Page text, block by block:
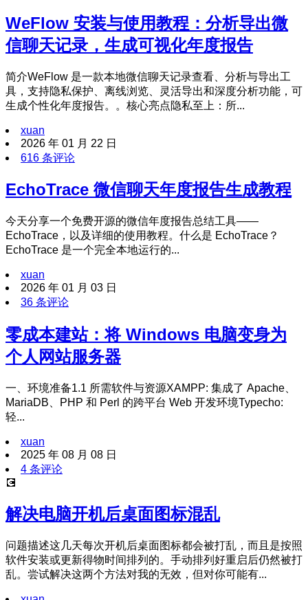
WeFlow 安装与使用教程：分析导出微
信聊天记录，生成可视化年度报告
简介WeFlow 是一款本地微信聊天记录查看、分析与导出工
具，支持隐私保护、离线浏览、灵活导出和深度分析功能，可
生成个性化年度报告。。核心亮点隐私至上：所...
xuan
2026 年 01 月 22 日
616 条评论
EchoTrace 微信聊天年度报告生成教程
今天分享一个免费开源的微信年度报告总结工具——
EchoTrace，以及详细的使用教程。什么是 EchoTrace？
EchoTrace 是一个完全本地运行的...
xuan
2026 年 01 月 03 日
36 条评论
零成本建站：将 Windows 电脑变身为
个人网站服务器
一、环境准备1.1 所需软件与资源XAMPP: 集成了 Apache、
MariaDB、PHP 和 Perl 的跨平台 Web 开发环境Typecho:
轻...
xuan
2025 年 08 月 08 日
4 条评论
💽
解决电脑开机后桌面图标混乱
问题描述这几天每次开机后桌面图标都会被打乱，而且是按照
软件安装或更新得物时间排列的。手动排列好重启后仍然被打
乱。尝试解决这两个方法对我的无效，但对你可能有...